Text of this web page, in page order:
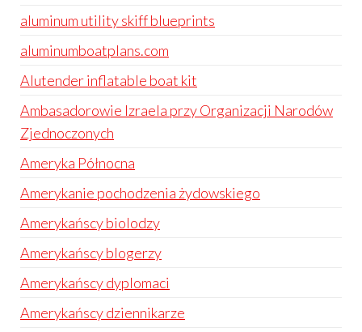
aluminum utility skiff blueprints
aluminumboatplans.com
Alutender inflatable boat kit
Ambasadorowie Izraela przy Organizacji Narodów
Zjednoczonych
Ameryka Północna
Amerykanie pochodzenia żydowskiego
Amerykańscy biolodzy
Amerykańscy blogerzy
Amerykańscy dyplomaci
Amerykańscy dziennikarze